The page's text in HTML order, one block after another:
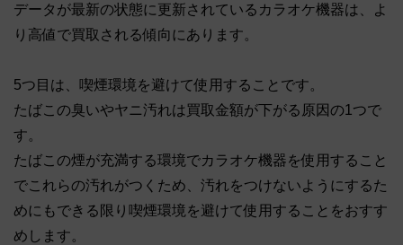
データが最新の状態に更新されているカラオケ機器は、よ
り高値で買取される傾向にあります。
5つ目は、喫煙環境を避けて使用することです。
たばこの臭いやヤニ汚れは買取金額が下がる原因の1つで
す。
たばこの煙が充満する環境でカラオケ機器を使用すること
でこれらの汚れがつくため、汚れをつけないようにするた
めにもできる限り喫煙環境を避けて使用することをおすす
めします。